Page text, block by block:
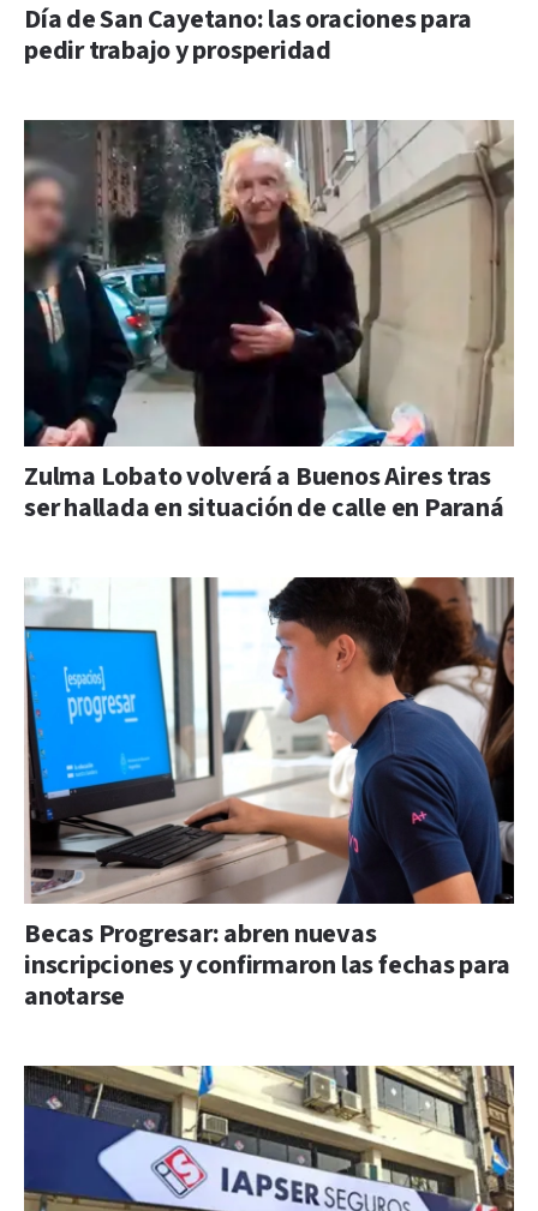
Día de San Cayetano: las oraciones para
pedir trabajo y prosperidad
Zulma Lobato volverá a Buenos Aires tras
ser hallada en situación de calle en Paraná
Becas Progresar: abren nuevas
inscripciones y confirmaron las fechas para
anotarse